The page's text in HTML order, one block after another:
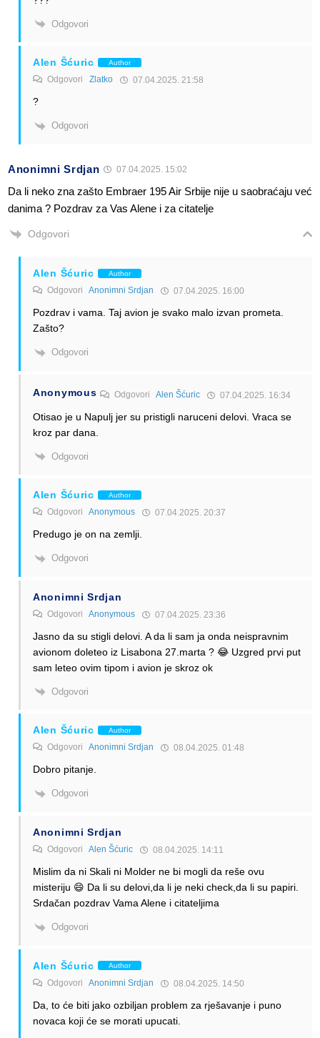
Odgovori
Alen Šćuric Author
Odgovori Zlatko 07.04.2025. 21:58
?
Odgovori
Anonimni Srdjan 07.04.2025. 15:02
Da li neko zna zašto Embraer 195 Air Srbije nije u saobraćaju već
danima ? Pozdrav za Vas Alene i za citatelje
Odgovori
Alen Šćuric Author
Odgovori Anonimni Srdjan 07.04.2025. 16:00
Pozdrav i vama. Taj avion je svako malo izvan prometa.
Zašto?
Odgovori
Anonymous OdgovoriAlen Šćuric 07.04.2025. 16:34
Otisao je u Napulj jer su pristigli naruceni delovi. Vraca se
kroz par dana.
Odgovori
Alen Šćuric Author
Odgovori Anonymous 07.04.2025. 20:37
Predugo je on na zemlji.
Odgovori
Anonimni Srdjan
Odgovori Anonymous 07.04.2025. 23:36
Jasno da su stigli delovi. A da li sam ja onda neispravnim
avionom doleteo iz Lisabona 27.marta ? 😂 Uzgred prvi put
sam leteo ovim tipom i avion je skroz ok
Odgovori
Alen Šćuric Author
Odgovori Anonimni Srdjan 08.04.2025. 01:48
Dobro pitanje.
Odgovori
Anonimni Srdjan
Odgovori Alen Šćuric 08.04.2025. 14:11
Mislim da ni Skali ni Molder ne bi mogli da reše ovu
misteriju 😄 Da li su delovi,da li je neki check,da li su papiri.
Srdačan pozdrav Vama Alene i citateljima
Odgovori
Alen Šćuric Author
Odgovori Anonimni Srdjan 08.04.2025. 14:50
Da, to će biti jako ozbiljan problem za rješavanje i puno
novaca koji će se morati upucati.